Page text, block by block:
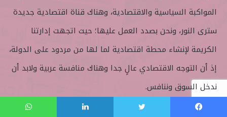
المواكبة السياسية والاقتصادية، وهناك قناة اقتصادية جديدة
سترى النور، ونحن بصدد العمل عليها؛ حيث اتجهت إدارتنا
الكريمة لإنشاء محطة اقتصادية لما لها من مردود على الدولة،
إذ أن التوجه الاقتصادي عالٍ جدا وهناك منافسة عربية ولابد أن
ندخل السوق وننافس.